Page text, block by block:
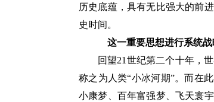
历史底蕴，具有无比强大的前
史时间。
这一重要思想进行系统战
回望21世纪第二个十年，
称之为人类“小冰河期”。而在
小康梦、百年富强梦、飞天寰